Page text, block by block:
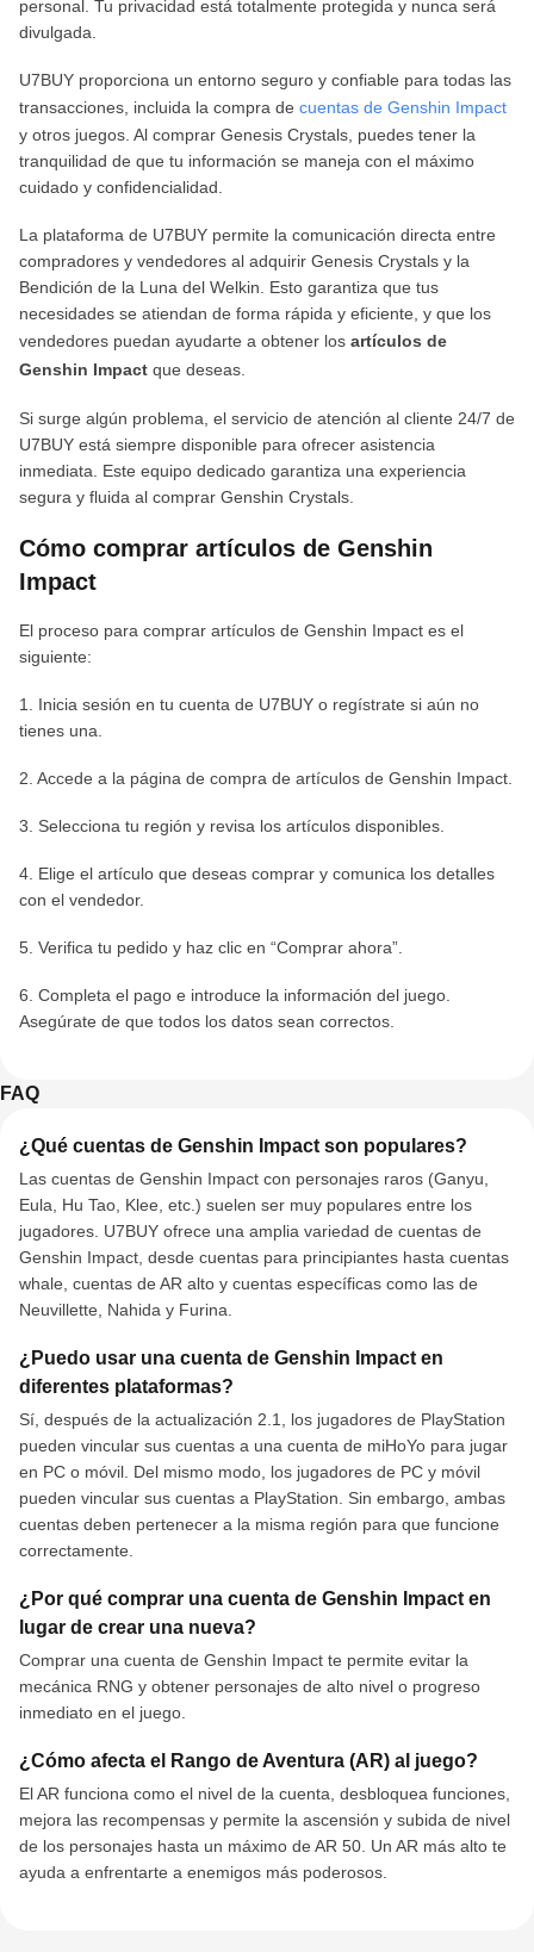
personal. Tu privacidad está totalmente protegida y nunca será
divulgada.
U7BUY proporciona un entorno seguro y confiable para todas las
transacciones, incluida la compra de cuentas de Genshin Impact
y otros juegos. Al comprar Genesis Crystals, puedes tener la
tranquilidad de que tu información se maneja con el máximo
cuidado y confidencialidad.
La plataforma de U7BUY permite la comunicación directa entre
compradores y vendedores al adquirir Genesis Crystals y la
Bendición de la Luna del Welkin. Esto garantiza que tus
necesidades se atiendan de forma rápida y eficiente, y que los
vendedores puedan ayudarte a obtener los artículos de
Genshin Impact que deseas.
Si surge algún problema, el servicio de atención al cliente 24/7 de
U7BUY está siempre disponible para ofrecer asistencia
inmediata. Este equipo dedicado garantiza una experiencia
segura y fluida al comprar Genshin Crystals.
Cómo comprar artículos de Genshin
Impact
El proceso para comprar artículos de Genshin Impact es el
siguiente:
1. Inicia sesión en tu cuenta de U7BUY o regístrate si aún no
tienes una.
2. Accede a la página de compra de artículos de Genshin Impact.
3. Selecciona tu región y revisa los artículos disponibles.
4. Elige el artículo que deseas comprar y comunica los detalles
con el vendedor.
5. Verifica tu pedido y haz clic en “Comprar ahora”.
6. Completa el pago e introduce la información del juego.
Asegúrate de que todos los datos sean correctos.
FAQ
¿Qué cuentas de Genshin Impact son populares?
Las cuentas de Genshin Impact con personajes raros (Ganyu,
Eula, Hu Tao, Klee, etc.) suelen ser muy populares entre los
jugadores. U7BUY ofrece una amplia variedad de cuentas de
Genshin Impact, desde cuentas para principiantes hasta cuentas
whale, cuentas de AR alto y cuentas específicas como las de
Neuvillette, Nahida y Furina.
¿Puedo usar una cuenta de Genshin Impact en
diferentes plataformas?
Sí, después de la actualización 2.1, los jugadores de PlayStation
pueden vincular sus cuentas a una cuenta de miHoYo para jugar
en PC o móvil. Del mismo modo, los jugadores de PC y móvil
pueden vincular sus cuentas a PlayStation. Sin embargo, ambas
cuentas deben pertenecer a la misma región para que funcione
correctamente.
¿Por qué comprar una cuenta de Genshin Impact en
lugar de crear una nueva?
Comprar una cuenta de Genshin Impact te permite evitar la
mecánica RNG y obtener personajes de alto nivel o progreso
inmediato en el juego.
¿Cómo afecta el Rango de Aventura (AR) al juego?
El AR funciona como el nivel de la cuenta, desbloquea funciones,
mejora las recompensas y permite la ascensión y subida de nivel
de los personajes hasta un máximo de AR 50. Un AR más alto te
ayuda a enfrentarte a enemigos más poderosos.